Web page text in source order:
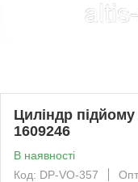
Циліндр
1609246
В наявності
Код: DP-VO-357
Опт